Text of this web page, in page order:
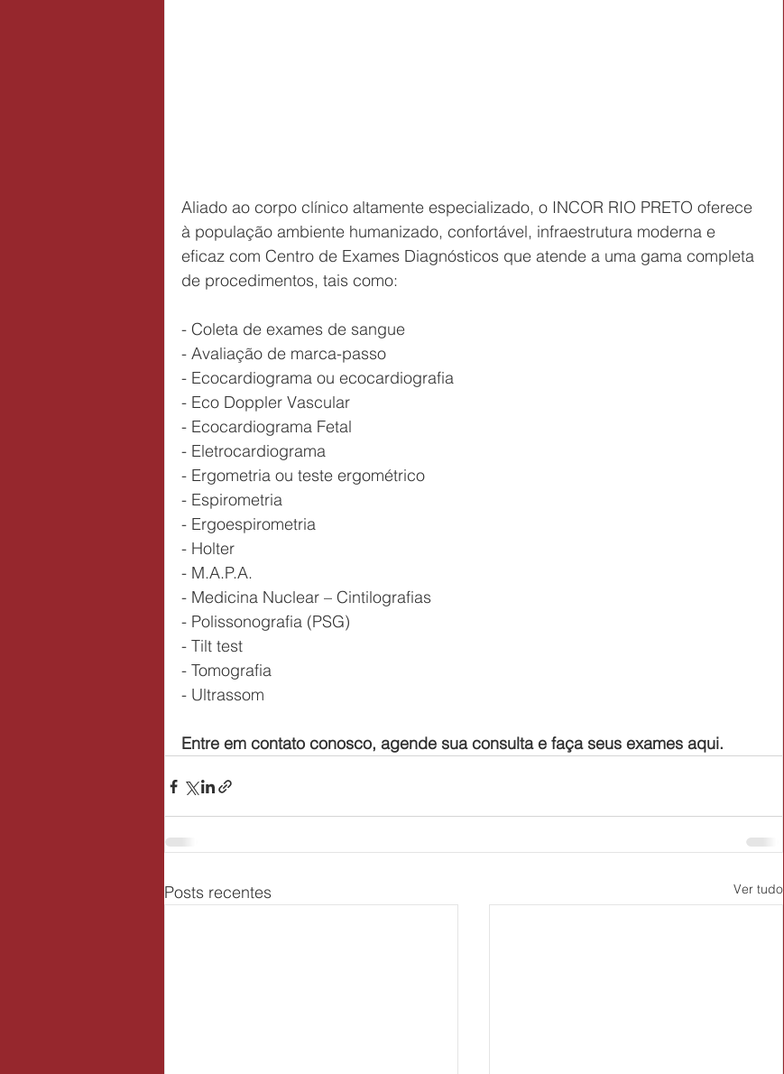
Aliado ao corpo clínico altamente especializado, o INCOR RIO PRETO oferece
à população ambiente humanizado, confortável, infraestrutura moderna e
eficaz com Centro de Exames Diagnósticos que atende a uma gama completa
de procedimentos, tais como:
- Coleta de exames de sangue
- Avaliação de marca-passo
- Ecocardiograma ou ecocardiografia
- Eco Doppler Vascular
- Ecocardiograma Fetal
- Eletrocardiograma
- Ergometria ou teste ergométrico
- Espirometria
- Ergoespirometria
- Holter
- M.A.P.A.
- Medicina Nuclear – Cintilografias
- Polissonografia (PSG)
- Tilt test
- Tomografia
- Ultrassom
Entre em contato conosco, agende sua consulta e faça seus exames aqui.
Posts recentes Ver tudo